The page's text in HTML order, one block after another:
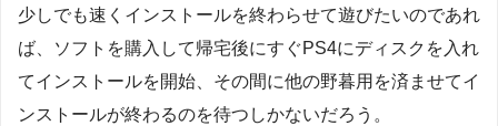
少しでも速くインストールを終わらせて遊びたいのであれ
ば、ソフトを購入して帰宅後にすぐPS4にディスクを入れ
てインストールを開始、その間に他の野暮用を済ませてイ
ンストールが終わるのを待つしかないだろう。